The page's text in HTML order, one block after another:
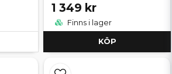
1 349 kr
Finns i lager
KÖP